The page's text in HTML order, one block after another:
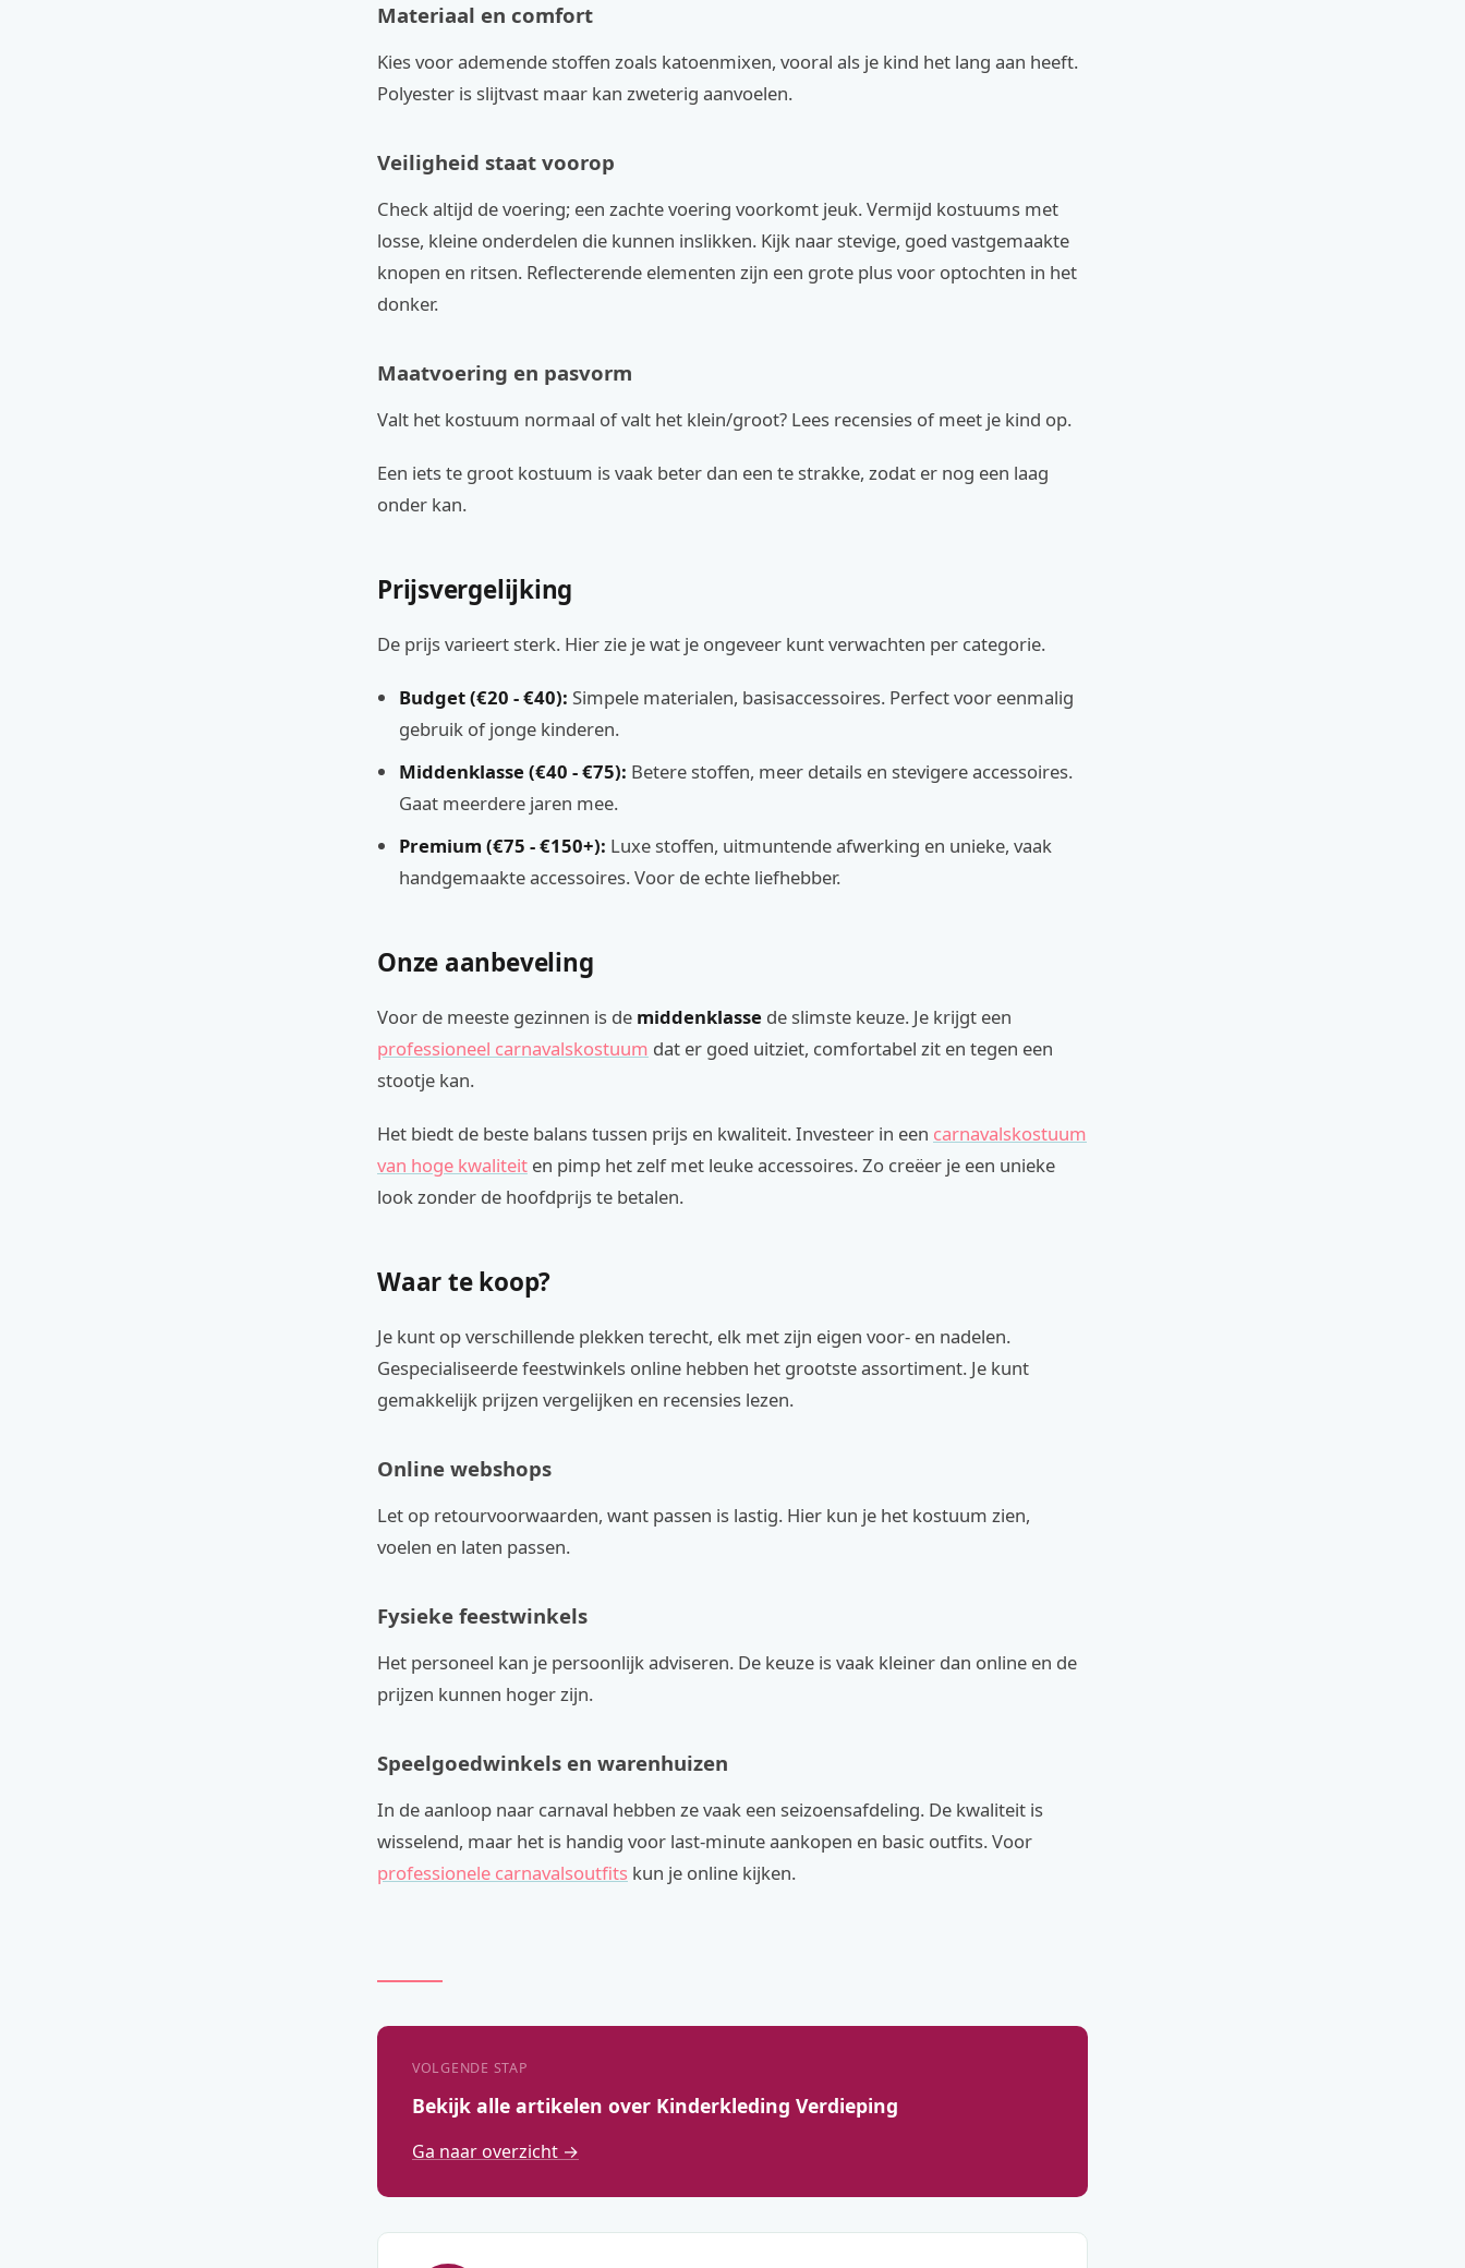
Materiaal en comfort
Kies voor ademende stoffen zoals katoenmixen, vooral als je kind het lang aan heeft.
Polyester is slijtvast maar kan zweterig aanvoelen.
Veiligheid staat voorop
Check altijd de voering; een zachte voering voorkomt jeuk. Vermijd kostuums met
losse, kleine onderdelen die kunnen inslikken. Kijk naar stevige, goed vastgemaakte
knopen en ritsen. Reflecterende elementen zijn een grote plus voor optochten in het
donker.
Maatvoering en pasvorm
Valt het kostuum normaal of valt het klein/groot? Lees recensies of meet je kind op.
Een iets te groot kostuum is vaak beter dan een te strakke, zodat er nog een laag
onder kan.
Prijsvergelijking
De prijs varieert sterk. Hier zie je wat je ongeveer kunt verwachten per categorie.
Budget (€20 - €40): Simpele materialen, basisaccessoires. Perfect voor eenmalig
gebruik of jonge kinderen.
Middenklasse (€40 - €75): Betere stoffen, meer details en stevigere accessoires.
Gaat meerdere jaren mee.
Premium (€75 - €150+): Luxe stoffen, uitmuntende afwerking en unieke, vaak
handgemaakte accessoires. Voor de echte liefhebber.
Onze aanbeveling
Voor de meeste gezinnen is de middenklasse de slimste keuze. Je krijgt een
professioneel carnavalskostuum dat er goed uitziet, comfortabel zit en tegen een
stootje kan.
Het biedt de beste balans tussen prijs en kwaliteit. Investeer in een carnavalskostuum
van hoge kwaliteit en pimp het zelf met leuke accessoires. Zo creëer je een unieke
look zonder de hoofdprijs te betalen.
Waar te koop?
Je kunt op verschillende plekken terecht, elk met zijn eigen voor- en nadelen.
Gespecialiseerde feestwinkels online hebben het grootste assortiment. Je kunt
gemakkelijk prijzen vergelijken en recensies lezen.
Online webshops
Let op retourvoorwaarden, want passen is lastig. Hier kun je het kostuum zien,
voelen en laten passen.
Fysieke feestwinkels
Het personeel kan je persoonlijk adviseren. De keuze is vaak kleiner dan online en de
prijzen kunnen hoger zijn.
Speelgoedwinkels en warenhuizen
In de aanloop naar carnaval hebben ze vaak een seizoensafdeling. De kwaliteit is
wisselend, maar het is handig voor last-minute aankopen en basic outfits. Voor
professionele carnavalsoutfits kun je online kijken.
VOLGENDE STAP
Bekijk alle artikelen over Kinderkleding Verdieping
Ga naar overzicht →